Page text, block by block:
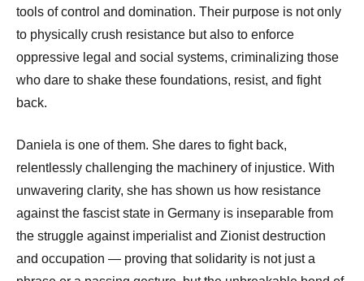
tools of control and domination. Their purpose is not only
to physically crush resistance but also to enforce
oppressive legal and social systems, criminalizing those
who dare to shake these foundations, resist, and fight
back.
Daniela is one of them. She dares to fight back,
relentlessly challenging the machinery of injustice. With
unwavering clarity, she has shown us how resistance
against the fascist state in Germany is inseparable from
the struggle against imperialist and Zionist destruction
and occupation — proving that solidarity is not just a